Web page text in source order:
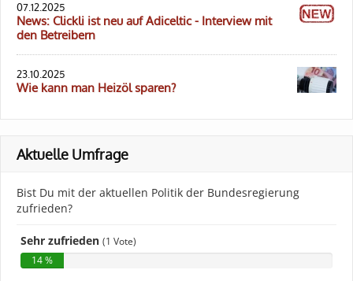
07.12.2025
News: Clickli ist neu auf Adiceltic - Interview mit
den Betreibern
23.10.2025
Wie kann man Heizöl sparen?
Aktuelle Umfrage